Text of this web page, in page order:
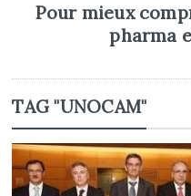
Pour mieux
pharma
TAG "UNOCAM"